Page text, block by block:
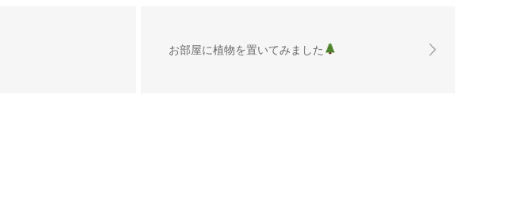
お部屋に植物を置いてみました